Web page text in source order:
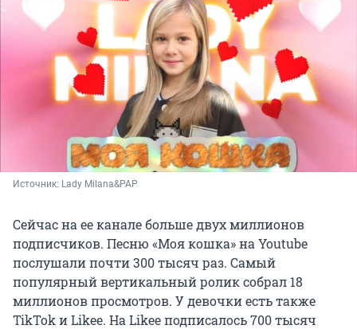
Источник: Lady Milana&PAP
Сейчас на ее канале больше двух миллионов
подписчиков. Песню «Моя кошка» на Youtube
послушали почти 300 тысяч раз. Самый
популярный вертикальный ролик собрал 18
миллионов просмотров. У девочки есть также
TikTok и Likee. На Likee подписалось 700 тысяч